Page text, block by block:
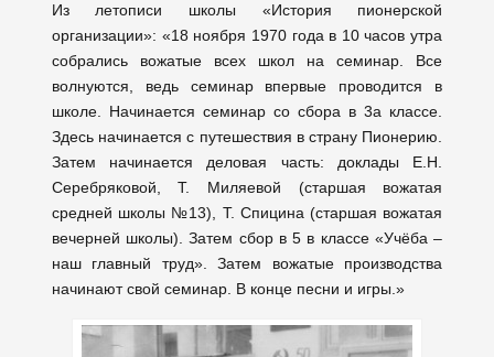
Из летописи школы «История пионерской
организации»: «18 ноября 1970 года в 10 часов утра
собрались вожатые всех школ на семинар. Все
волнуются, ведь семинар впервые проводится в
школе. Начинается семинар со сбора в 3а классе.
Здесь начинается с путешествия в страну Пионерию.
Затем начинается деловая часть: доклады Е.Н.
Серебряковой, Т. Миляевой (старшая вожатая
средней школы №13), Т. Спицина (старшая вожатая
вечерней школы). Затем сбор в 5 в классе «Учёба –
наш главный труд». Затем вожатые производства
начинают свой семинар. В конце песни и игры.»